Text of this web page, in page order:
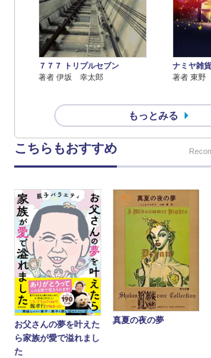
７７７ トリプルセブン
著者 伊坂 幸太郎
ナミヤ雑
著者 東
もっとみる
こちらもおすすめ
お父さんの夢を叶えた
ら家族が愛で溢れまし
た
真夏の夜の夢